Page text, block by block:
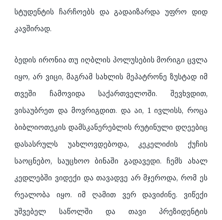
სტუდენტის ჩარჩოებს და გადაიზარდა უფრო დიდ
კავშირად.
ბედის ირონია თუ იღბლის პოლუსების მორიგი ცვლა
იყო, არ ვიცი, მაგრამ სახლის მეპატრონე ზუსტად იმ
თვეში ჩამოვიდა საქართველოში. შევხვდით,
ვისაუბრეთ და მოვრიგდით. და აი, 1 ივლისს, როცა
ბიბლიოთეკის დამსკანერებლის რუტინული დღეებიც
დასასრულს უახლოვდებოდა, კეკელიძის ქუჩის
საოცნებო, საუცხოო ბინაში გადავედი. ჩემს ახალ
კედლებში ვიდექი და თავადვე არ მჯეროდა, რომ ეს
რეალობა იყო. იმ ღამით ვერ დავიძინე. ვიწექი
უშვებელ საწოლში და თავი პრეზიდენტის